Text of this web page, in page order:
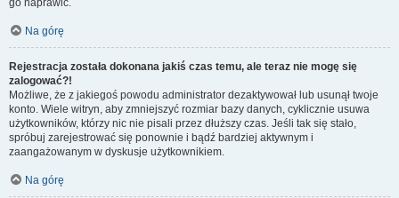
go naprawić.
Na górę
Rejestracja została dokonana jakiś czas temu, ale teraz nie mogę się
zalogować?!
Możliwe, że z jakiegoś powodu administrator dezaktywował lub usunął twoje
konto. Wiele witryn, aby zmniejszyć rozmiar bazy danych, cyklicznie usuwa
użytkowników, którzy nic nie pisali przez dłuższy czas. Jeśli tak się stało,
spróbuj zarejestrować się ponownie i bądź bardziej aktywnym i
zaangażowanym w dyskusje użytkownikiem.
Na górę